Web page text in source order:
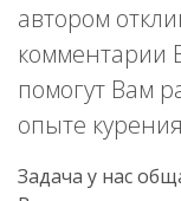
автором
комментарии
помогут Вам
опыте
Задача у нас